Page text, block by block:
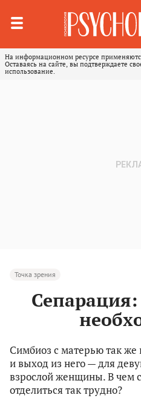
На информационном ресурсе
Оставаясь на сайте, вы подтверждаете
использование.
Точка зрения
Симбиоз с матерью так
и выход из него — для
взрослой женщины. В чем
отделиться так трудно?